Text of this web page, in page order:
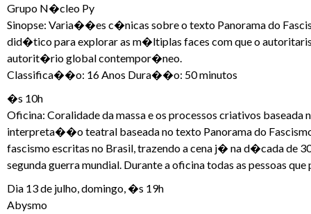
Grupo N�cleo Py
Sinopse: Varia��es c�nicas sobre o texto Panorama do
did�tico para explorar as m�ltiplas faces com que o
autorit�rio global contempor�neo.
Classifica��o: 16 Anos Dura��o: 50 minutos
�s 10h
Oficina: Coralidade da massa e os processos criativos
interpreta��o teatral baseada no texto Panorama do
fascismo escritas no Brasil, trazendo a cena j� na d�cada de
segunda guerra mundial. Durante a oficina todas as pessoas
Dia 13 de julho, domingo, �s 19h
Abysmo